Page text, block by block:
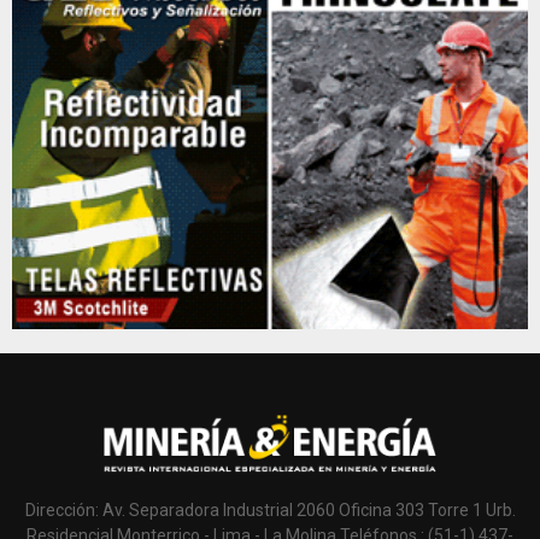
Dirección: Av. Separadora Industrial 2060 Oficina 303 Torre 1 Urb.